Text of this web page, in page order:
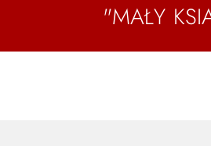
"MAŁY